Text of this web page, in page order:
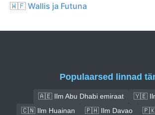
🇼🇫 Wallis ja Futuna
Populaarsed linnad
🇦🇪 Ilm Abu Dhabi emiraat
🇾🇪
🇨🇳 Ilm Huainan
🇵🇭 Ilm Davao
🇵🇰